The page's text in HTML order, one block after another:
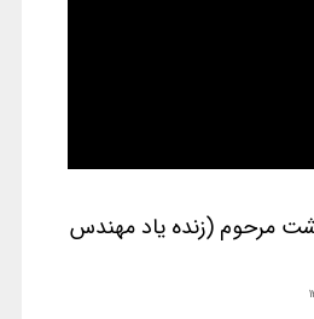
مرحوم (زنده یاد مهندس